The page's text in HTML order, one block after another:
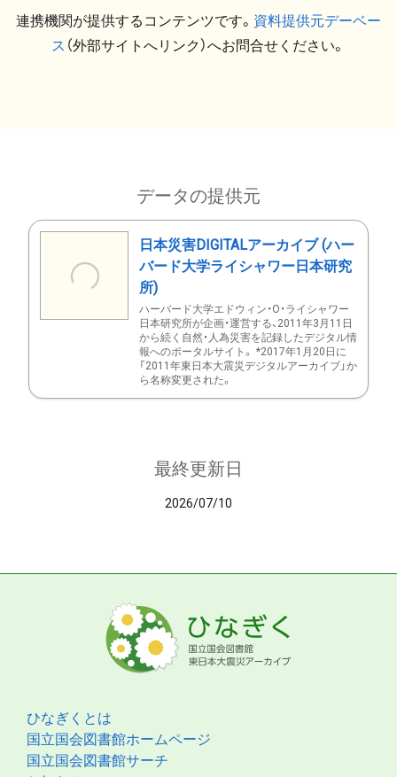
連携機関が提供するコンテンツです。 資料提供元デーベー
ス （外部サイトへリンク）へお問合せください。
データの提供元
日本災害DIGITALアーカイブ (ハー
バード大学ライシャワー日本研究
所)
ハーバード大学エドウィン・O・ライシャワー
日本研究所が企画・運営する、2011年3月11日
から続く自然・人為災害を記録したデジタル情
報へのポータルサイト。 *2017年1月20日に
「2011年東日本大震災デジタルアーカイブ」か
ら名称変更された。
最終更新日
2026/07/10
ひなぎくとは
国立国会図書館ホームページ
国立国会図書館サーチ